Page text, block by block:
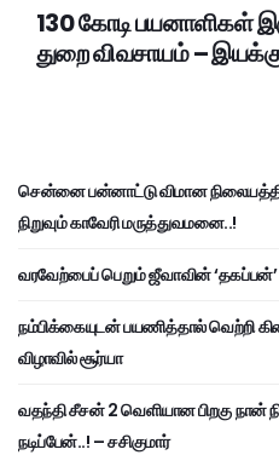
130 கோடி பயனாளிகள்
துறை விவசாயம் –
சென்னை பன்னாட்டு விமான
நிறுவும் காவேரி மருத்துவமனை..!
வரவேற்பைப் பெறும் ஜீவாவின் ‘தகப்பன்’
நம்பிக்கையுடன் பயணித்தால் வெற்றி
விழாவில் சூர்யா
வதந்தி சீசன் 2 வெளியான பிறகு நான்
நடிப்பேன்..! – சசிகுமார்